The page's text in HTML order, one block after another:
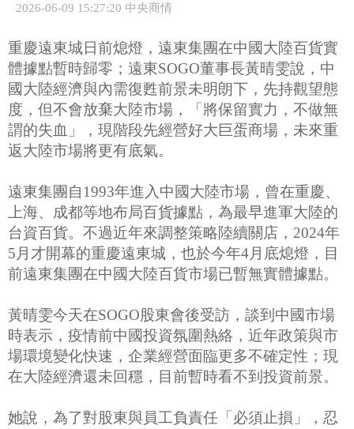
2026-06-09 15:27:20 中央商情
重慶遠東城日前熄燈，遠東集團在中國大陸百貨實
體據點暫時歸零；遠東SOGO董事長黃晴雯說，中
國大陸經濟與內需復甦前景未明朗下，先持觀望態
度，但不會放棄大陸市場，「將保留實力，不做無
謂的失血」，現階段先經營好大巨蛋商場，未來重
返大陸市場將更有底氣。
遠東集團自1993年進入中國大陸市場，曾在重慶、
上海、成都等地布局百貨據點，為最早進軍大陸的
台資百貨。不過近年來調整策略陸續關店，2024年
5月才開幕的重慶遠東城，也於今年4月底熄燈，目
前遠東集團在中國大陸百貨市場已暫無實體據點。
黃晴雯今天在SOGO股東會後受訪，談到中國市場
時表示，疫情前中國投資氛圍熱絡，近年政策與市
場環境變化快速，企業經營面臨更多不確定性；現
在大陸經濟還未回穩，目前暫時看不到投資前景。
她說，為了對股東與員工負責任「必須止損」，忍